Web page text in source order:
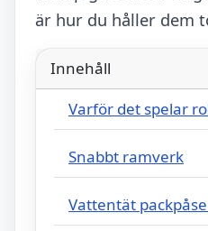
är hur du håller dem
Innehåll
Varför det spelar
Snabbt ramverk
Vattentät